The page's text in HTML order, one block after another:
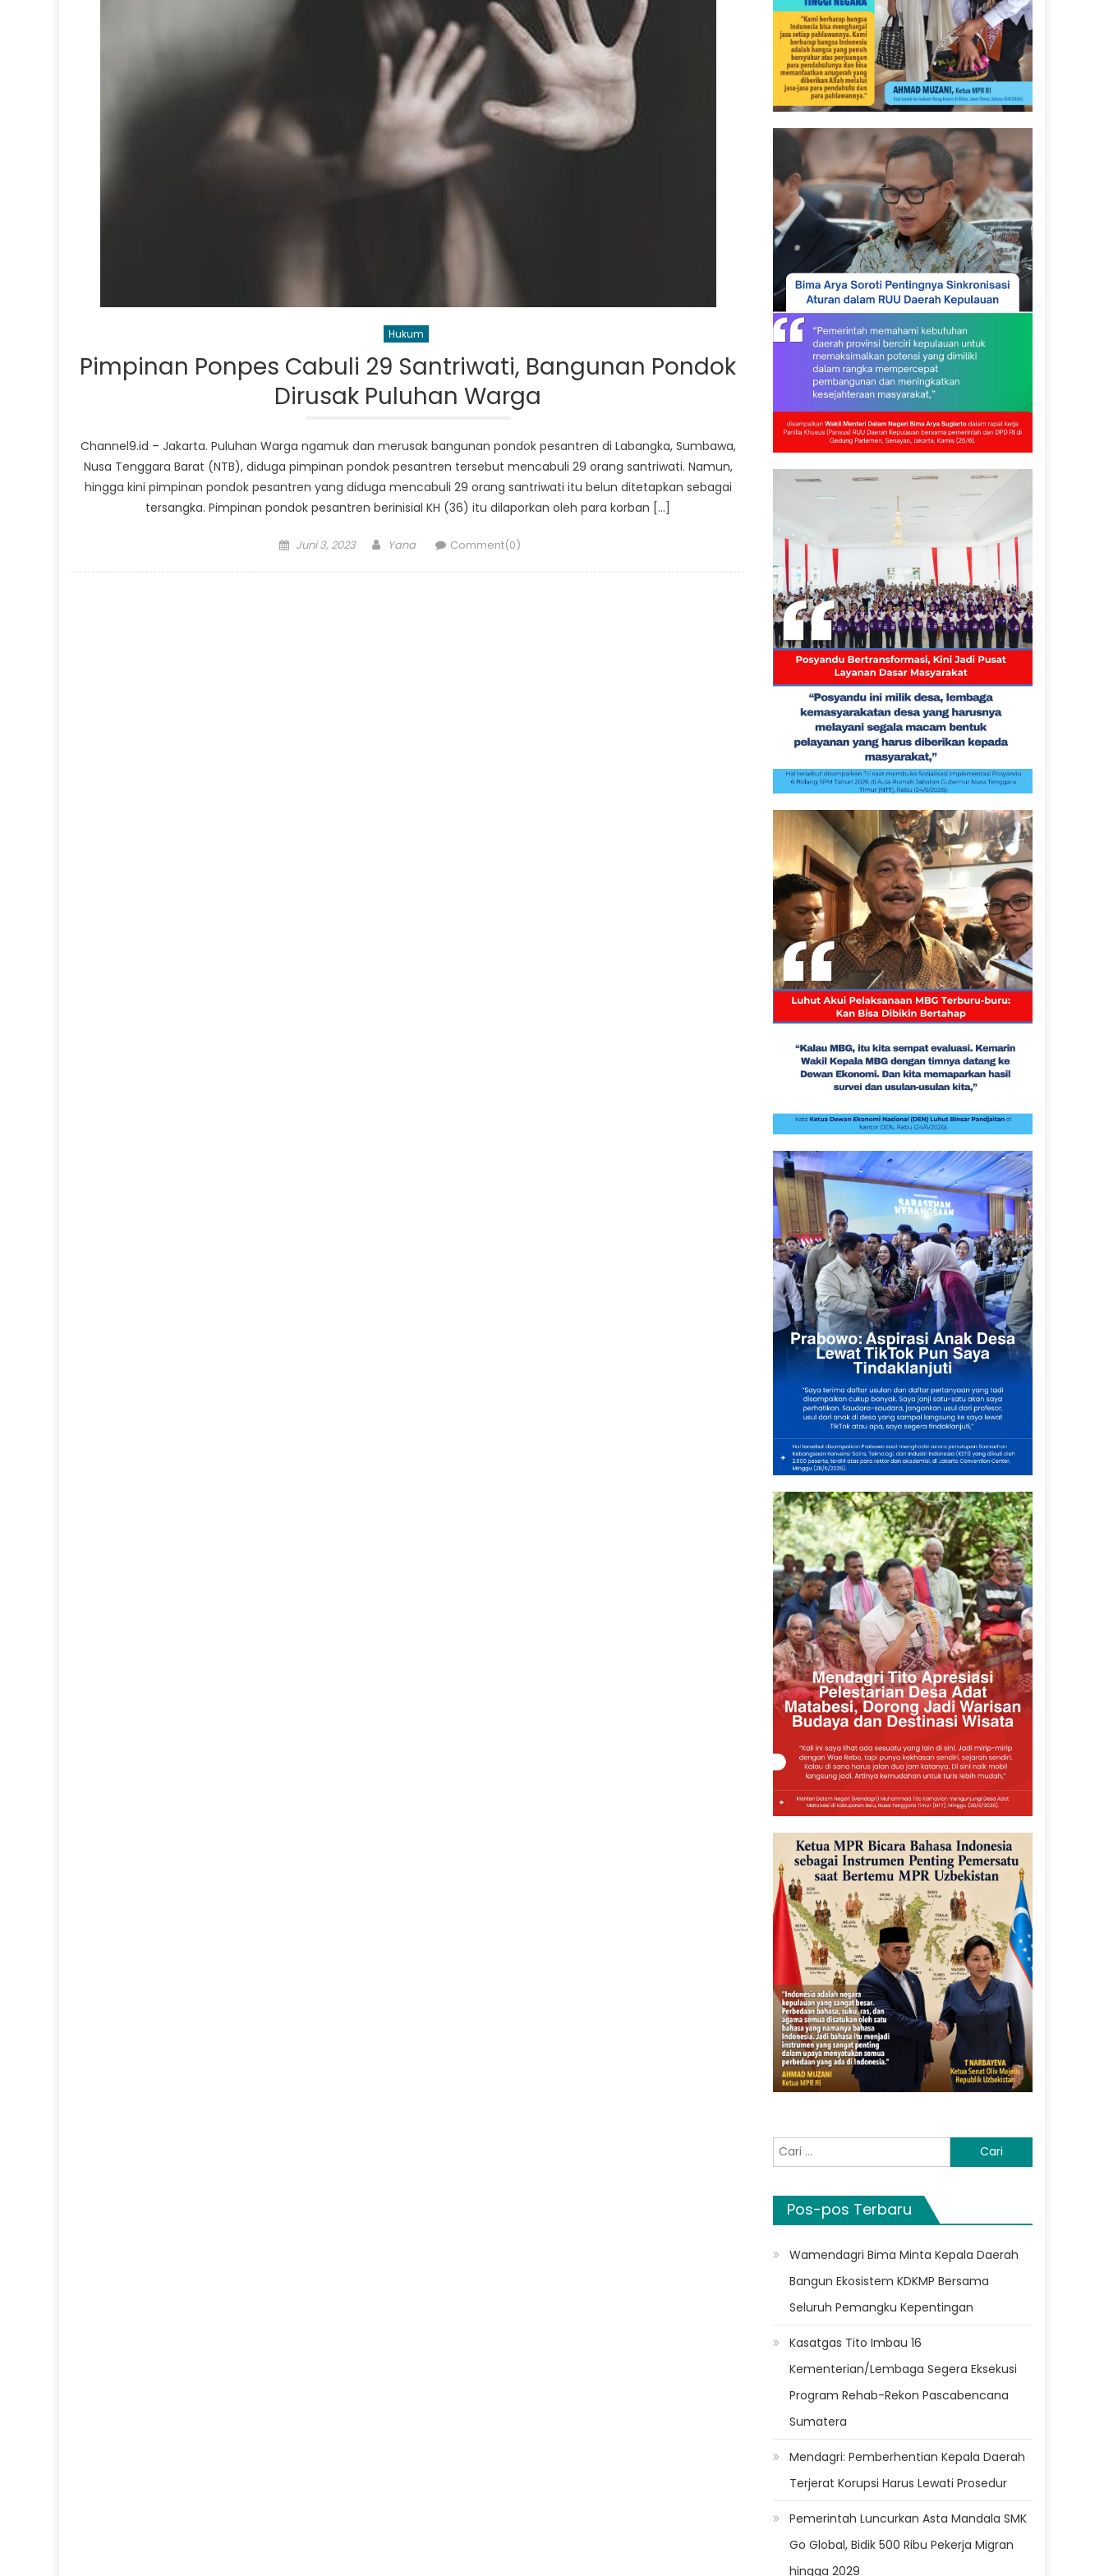
Hukum
Pimpinan Ponpes Cabuli 29 Santriwati, Bangunan Pondok
Dirusak Puluhan Warga
Channel9.id – Jakarta. Puluhan Warga ngamuk dan merusak bangunan pondok pesantren di Labangka, Sumbawa,
Nusa Tenggara Barat (NTB), diduga pimpinan pondok pesantren tersebut mencabuli 29 orang santriwati. Namun,
hingga kini pimpinan pondok pesantren yang diduga mencabuli 29 orang santriwati itu belun ditetapkan sebagai
tersangka. Pimpinan pondok pesantren berinisial KH (36) itu dilaporkan oleh para korban […]
Posted
Juni 3, 2023 Author
Yana Comment(0)
Cari
untuk:
Pos-pos Terbaru
Wamendagri Bima Minta Kepala Daerah
Bangun Ekosistem KDKMP Bersama
Seluruh Pemangku Kepentingan
Kasatgas Tito Imbau 16
Kementerian/Lembaga Segera Eksekusi
Program Rehab-Rekon Pascabencana
Sumatera
Mendagri: Pemberhentian Kepala Daerah
Terjerat Korupsi Harus Lewati Prosedur
Pemerintah Luncurkan Asta Mandala SMK
Go Global, Bidik 500 Ribu Pekerja Migran
hingga 2029